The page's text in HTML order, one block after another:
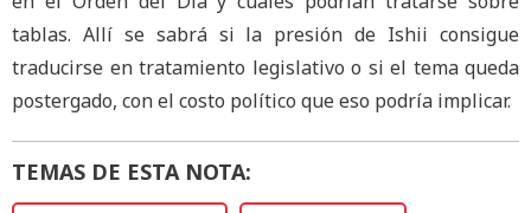
tablas. Allí se sabrá si la presión de Ishii consigue
traducirse en tratamiento legislativo o si el tema queda
postergado, con el costo político que eso podría implicar.
TEMAS DE ESTA NOTA: